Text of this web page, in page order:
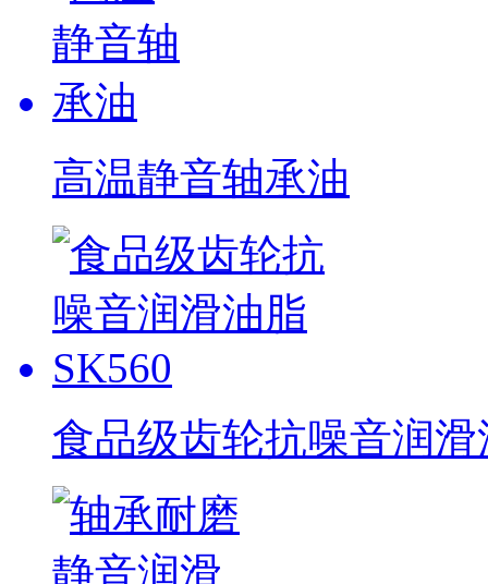
高温静音轴承油
食品级齿轮抗噪音润滑